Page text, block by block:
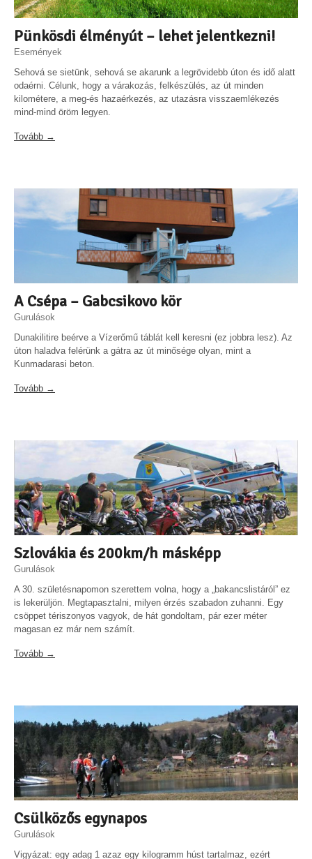
Pünkösdi élményút – lehet jelentkezni!
Események
Sehová se sietünk, sehová se akarunk a legrövidebb úton és idő alatt
odaérni. Célunk, hogy a várakozás, felkészülés, az út minden
kilométere, a meg-és hazaérkezés, az utazásra visszaemlékezés
mind-mind öröm legyen.
Tovább →
A Csépa – Gabcsikovo kör
Gurulások
Dunakilitire beérve a Vízerőmű táblát kell keresni (ez jobbra lesz). Az
úton haladva felérünk a gátra az út minősége olyan, mint a
Kunmadarasi beton.
Tovább →
Szlovákia és 200km/h másképp
Gurulások
A 30. születésnapomon szerettem volna, hogy a „bakancslistáról” ez
is lekerüljön. Megtapasztalni, milyen érzés szabadon zuhanni. Egy
csöppet tériszonyos vagyok, de hát gondoltam, pár ezer méter
magasan ez már nem számít.
Tovább →
Csülközős egynapos
Gurulások
Vigyázat: egy adag 1 azaz egy kilogramm húst tartalmaz, ezért